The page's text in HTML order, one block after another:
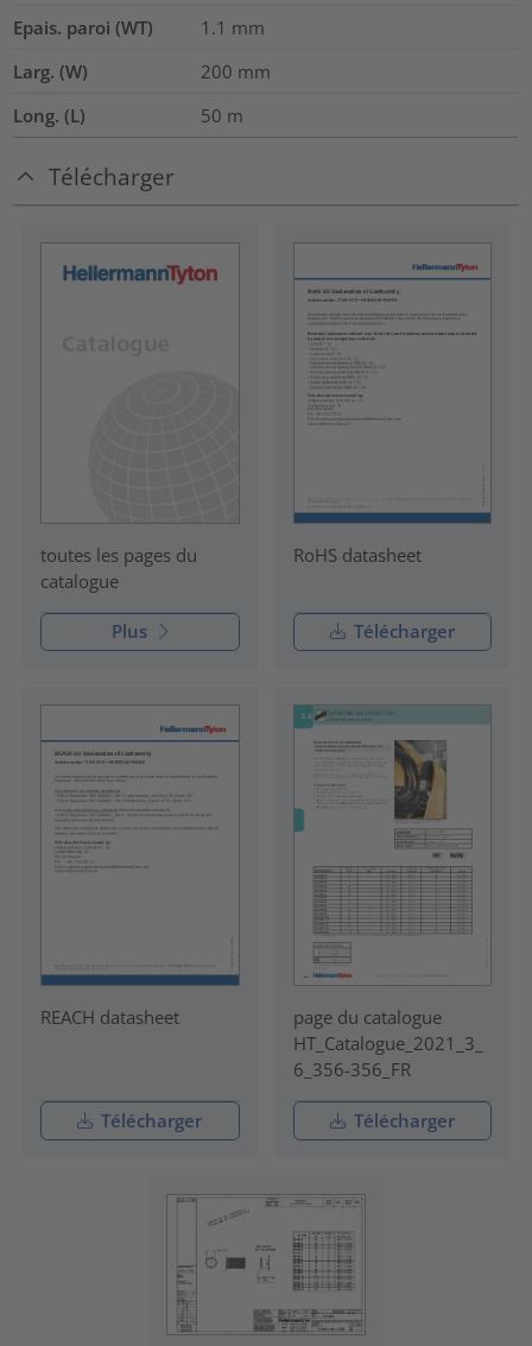
Epais. paroi (WT)
1.1 mm
Larg. (W)
200 mm
Long. (L)
50 m
Télécharger
toutes les pages du
catalogue
Plus
RoHS datasheet
Télécharger
REACH datasheet
Télécharger
page du catalogue
HT_Catalogue_2021_3_
6_356-356_FR
Télécharger